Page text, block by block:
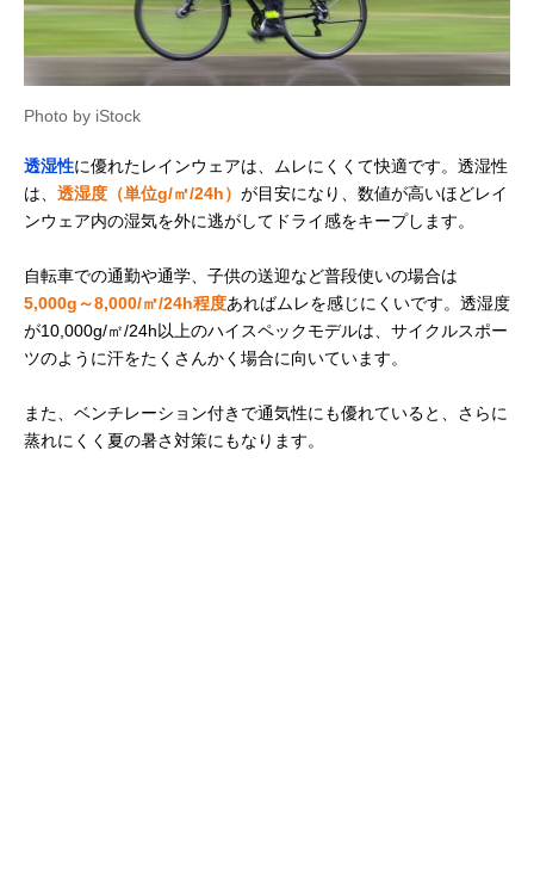
Photo by iStock
透湿性に優れたレインウェアは、ムレにくくて快適です。透湿性
は、 透湿度（単位g/㎡/24h） が目安になり、数値が高いほどレイ
ンウェア内の湿気を外に逃がしてドライ感をキープします。
自転車での通勤や通学、子供の送迎など普段使いの場合は
5,000g～8,000/㎡/24h程度あればムレを感じにくいです。透湿度
が10,000g/㎡/24h以上のハイスペックモデルは、サイクルスポー
ツのように汗をたくさんかく場合に向いています。
また、ベンチレーション付きで通気性にも優れていると、さらに
蒸れにくく夏の暑さ対策にもなります。